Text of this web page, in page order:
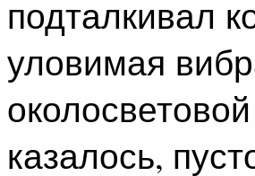
подталкивал
уловимая
казалось,